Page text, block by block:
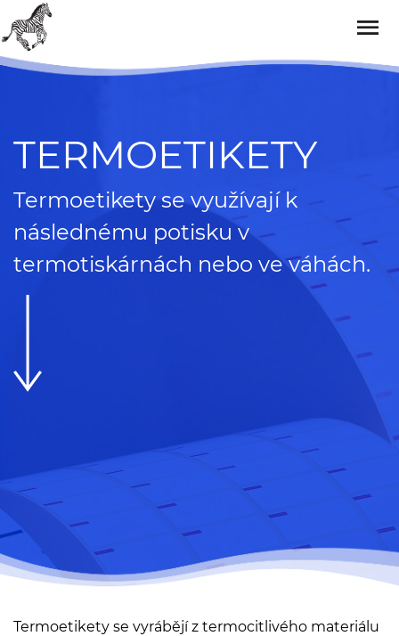
ZEBRA, S.R.O.
TERMOETIKETY
Termoetikety se využívají k
následnému potisku v
termotiskárnách nebo ve váhách.
Termoetikety se vyrábějí z termocitlivého materiálu